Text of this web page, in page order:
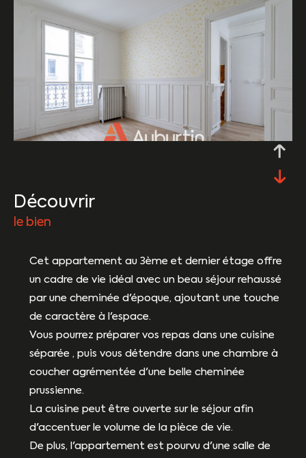
découvrir
le bien
Cet appartement au 3ème et dernier étage offre
un cadre de vie idéal avec un beau séjour rehaussé
par une cheminée d'époque, ajoutant une touche
de caractère à l'espace.
Vous pourrez préparer vos repas dans une cuisine
séparée , puis vous détendre dans une chambre à
coucher agrémentée d'une belle cheminée
prussienne.
La cuisine peut être ouverte sur le séjour afin
d'accentuer le volume de la pièce de vie.
De plus, l'appartement est pourvu d'une salle de